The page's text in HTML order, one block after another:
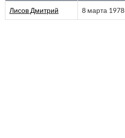
Лисов Дмитрий 8 марта 1978